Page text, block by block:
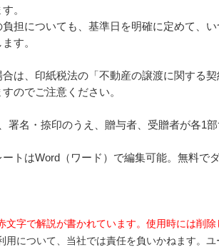
。
担についても、基準日を明確に定めて、
す。
は、印紙税法の「不動産の譲渡に関する
のでご注意ください。
署名・捺印のうえ、贈与者、受贈者が各1部
トはWord（ワード）で編集可能。無料で
字で解説が書かれています。使用時には削除
について、当社では責任を負いかねます。ユ